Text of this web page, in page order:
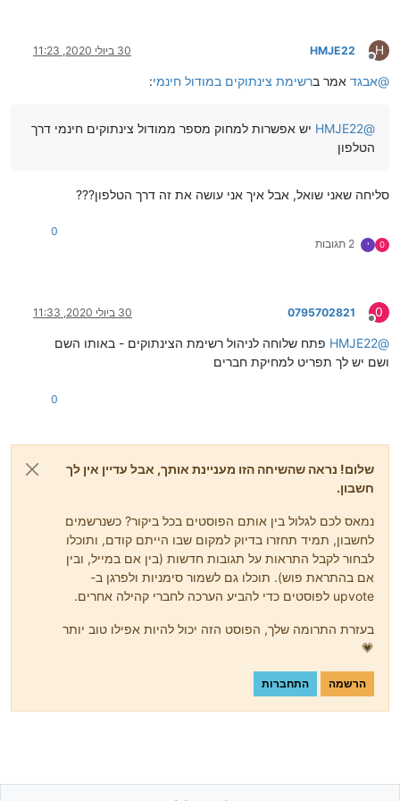
H
מנותק
HMJE22 30 ביולי 2020, 11:23
@אבגד אמר ברשימת צינתוקים במודול חינמי:
@
HMJE22 יש אפשרות למחוק מספר ממודול צינתוקים חינמי דרך
הטלפון
סליחה שאני שואל, אבל איך אני עושה את זה דרך הטלפון???
0 י 2 תגובות
0
0
מנותק
0795702821 30 ביולי 2020, 11:33
@
HMJE22 פתח שלוחה לניהול רשימת הצינתוקים - באותו השם
ושם יש לך תפריט למחיקת חברים
0
שלום! נראה שהשיחה הזו מעניינת אותך, אבל עדיין אין לך
חשבון.
נמאס לכם לגלול בין אותם הפוסטים בכל ביקור? כשנרשמים
לחשבון, תמיד תחזרו בדיוק למקום שבו הייתם קודם, ותוכלו
לבחור לקבל התראות על תגובות חדשות (בין אם במייל, ובין
אם בהתראת פוש). תוכלו גם לשמור סימניות ולפרגן ב-
upvote לפוסטים כדי להביע הערכה לחברי קהילה אחרים.
בעזרת התרומה שלך, הפוסט הזה יכול להיות אפילו טוב יותר
💗
הרשמה התחברות